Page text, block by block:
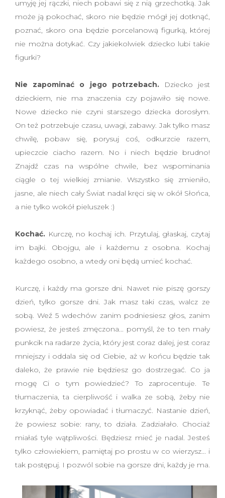
umyję jej rączki, niech pobawi się z nią grzechotką. Jak
może ją pokochać, skoro nie będzie mógł jej dotknąć,
poznać, skoro ona będzie porcelanową figurką, której
nie można dotykać. Czy jakiekolwiek dziecko lubi takie
figurki?
Nie zapominać o jego potrzebach.Dziecko jest
dzieckiem, nie ma znaczenia czy pojawiło się nowe.
Nowe dziecko nie czyni starszego dziecka dorosłym.
On też potrzebuje czasu, uwagi, zabawy. Jak tylko masz
chwilę, pobaw się, porysuj coś, odkurzcie razem,
upieczcie ciacho razem. No i niech będzie brudno!
Znajdź czas na wspólne chwile, bez wspominania
ciągle o tej wielkiej zmianie. Wszystko się zmieniło,
jasne, ale niech cały Świat nadal kręci się w okół Słońca,
a nie tylko wokół pieluszek :)
Kochać. Kurczę, no kochaj ich. Przytulaj, głaskaj, czytaj
im bajki. Obojgu, ale i każdemu z osobna. Kochaj
każdego osobno, a wtedy oni będą umieć kochać.
Kurczę, i każdy ma gorsze dni. Nawet nie piszę gorszy
dzień, tylko gorsze dni. Jak masz taki czas, walcz ze
sobą. Weź 5 wdechów zanim podniesiesz głos, zanim
powiesz, że jesteś zmęczona... pomyśl, że to ten mały
punkcik na radarze życia, który jest coraz dalej, jest coraz
mniejszy i oddala się od Ciebie, aż w końcu będzie tak
daleko, że prawie nie będziesz go dostrzegać. Co ja
mogę Ci o tym powiedzieć? To zaprocentuje. Te
tłumaczenia, ta cierpliwość i walka ze sobą, żeby nie
krzyknąć, żeby opowiadać i tłumaczyć. Nastanie dzień,
że powiesz sobie: rany, to działa. Zadziałało. Chociaż
miałaś tyle wątpliwości. Będziesz mieć je nadal. Jesteś
tylko człowiekiem, pamiętaj po prostu w co wierzysz... i
tak postępuj. I pozwól sobie na gorsze dni, każdy je ma.